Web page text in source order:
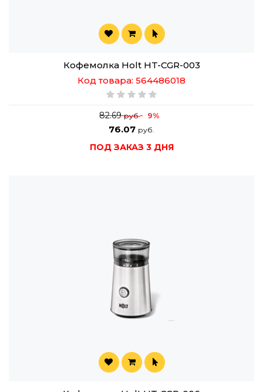
Кофемолка Holt HT-CGR-003
Код товара: 564486018
82.69руб. 9%
76.07 руб.
ПОД ЗАКАЗ 3 ДНЯ